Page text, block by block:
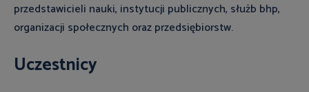
przedstawicieli nauki, instytucji publicznych, służb bhp,
organizacji społecznych oraz przedsiębiorstw.
Uczestnicy